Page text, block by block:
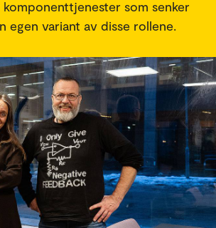
som senker
egen variant av disse rollene.